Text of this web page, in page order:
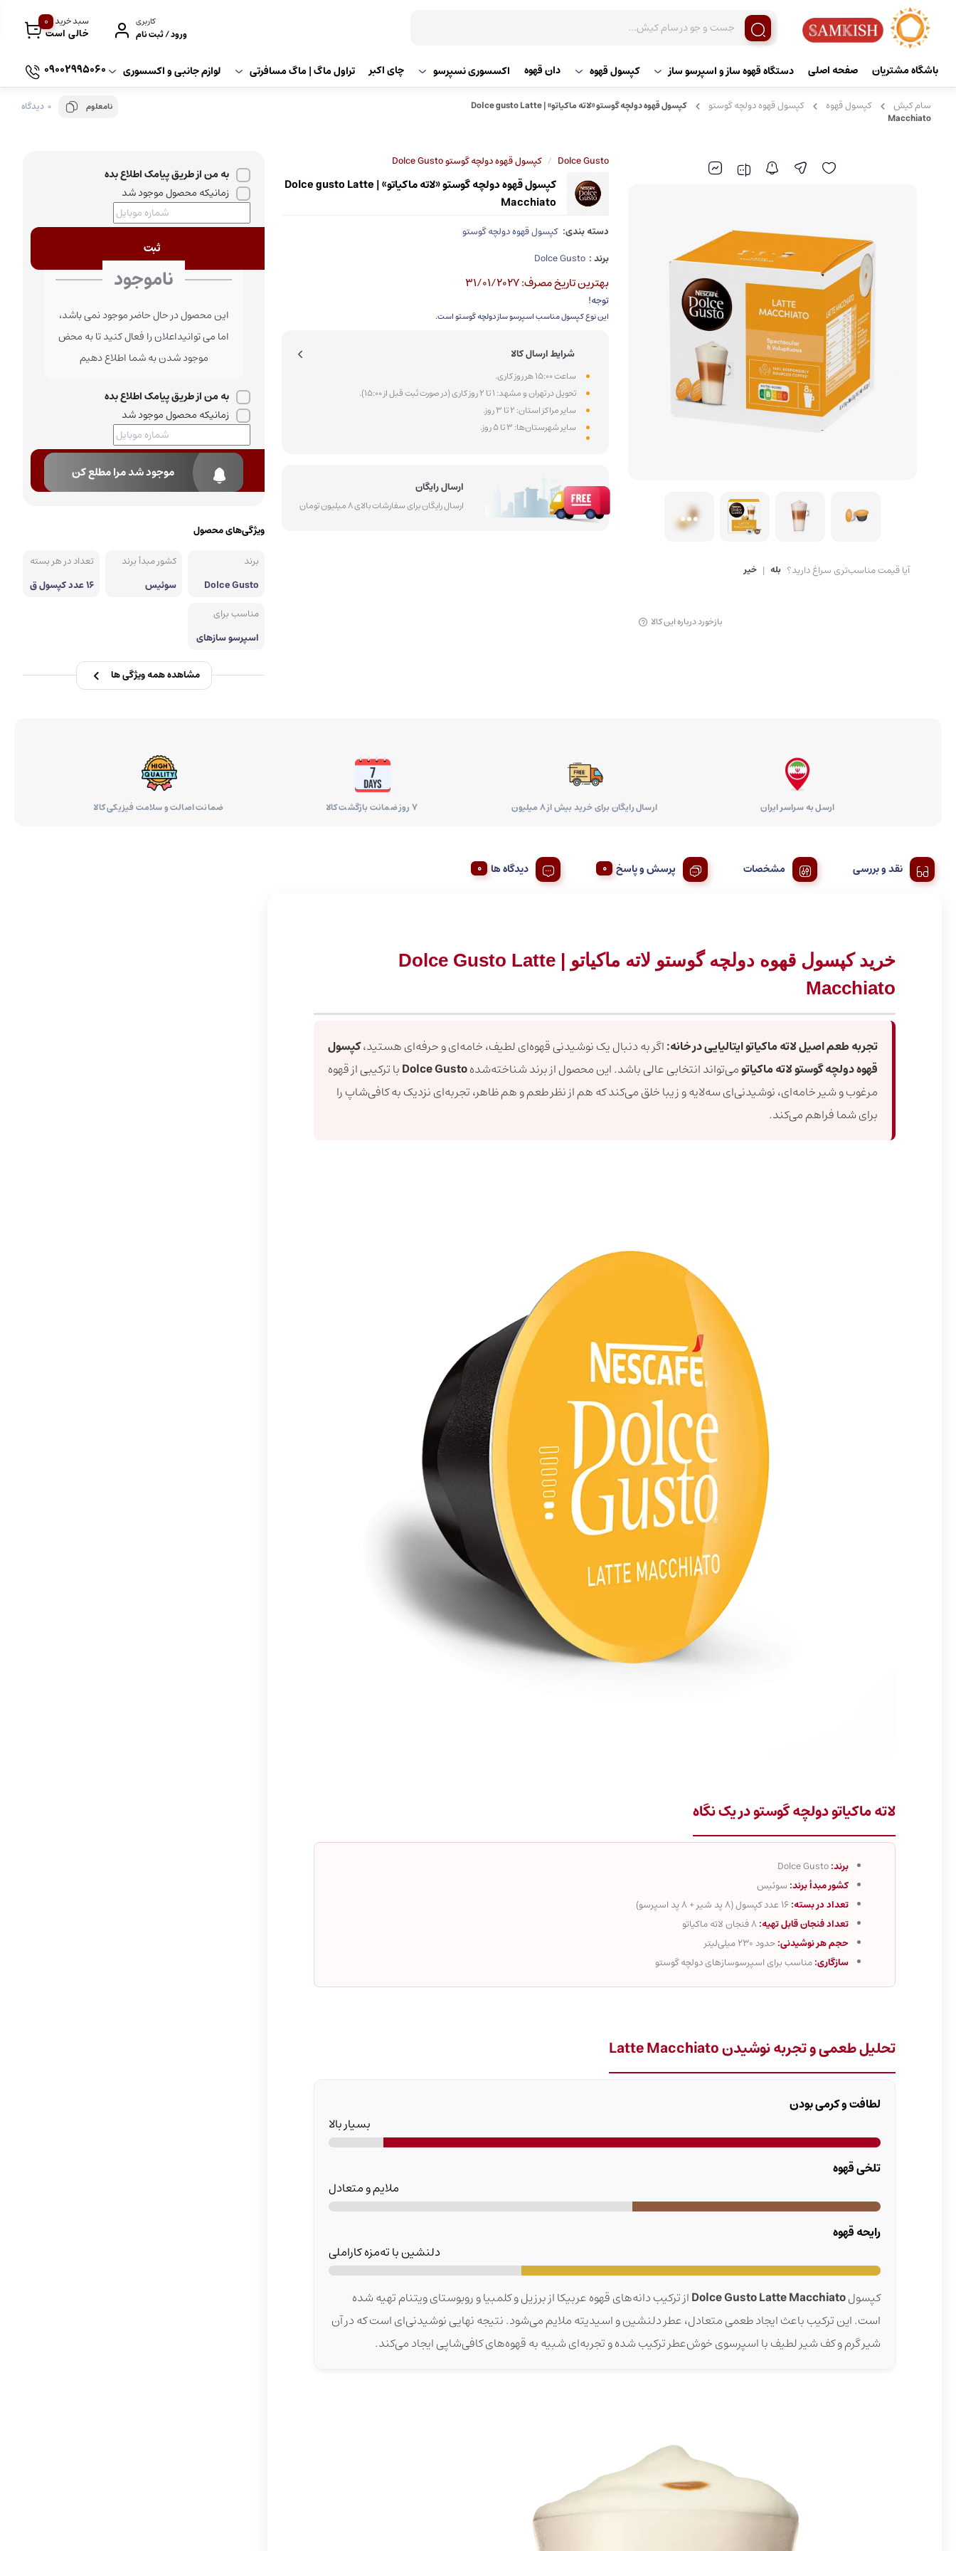
کاربری
ورود / ثبت نام
سبد خرید
خالی است
0
باشگاه مشتریان صفحه اصلی دستگاه قهوه ساز و اسپرسو ساز کپسول قهوه دان قهوه اکسسوری نسپرسو چای اکبر تراول ماگ | ماگ مسافرتی لوازم جانبی و اکسسوری 09002995060
سام کیش کپسول قهوه کپسول قهوه دولچه گوستو
کپسول قهوه دولچه گوستو «لاته ماکیاتو» | Dolce gusto Latte
Macchiato
نامعلوم 0 دیدگاه
آیا قیمت مناسب‌تری سراغ دارید؟ بله | خیر
بازخورد درباره این کالا
Dolce Gusto
/ کپسول قهوه دولچه گوستو Dolce Gusto
کپسول قهوه دولچه گوستو «لاته ماکیاتو» | Dolce gusto Latte
Macchiato
دسته بندی: کپسول قهوه دولچه گوستو
برند : Dolce Gusto
بهترین تاریخ مصرف: 31/01/2027
توجه!
این نوع کپسول مناسب اسپرسو ساز دولچه گوستو است.
شرایط ارسال کالا
ساعت 15:00 هر روز کاری.
تحویل در تهران و مشهد: 1 تا 2 روز کاری (در صورت ثبت قبل از 15:00).
سایر مراکز استان: 2 تا 3 روز.
سایر شهرستان‌ها: 3 تا 5 روز.
ارسال رایگان
ارسال رایگان برای سفارشات بالای 8 میلیون تومان
به من از طریق پیامک اطلاع بده
زمانیکه محصول موجود شد
ثبت
ناموجود
این محصول در حال حاضر موجود نمی باشد،
اما می توانیداعلان را فعال کنید تا به محض
موجود شدن به شما اطلاع دهیم
به من از طریق پیامک اطلاع بده
زمانیکه محصول موجود شد
ثبت
موجود شد مرا مطلع کن
ویژگی‌های محصول
برند
Dolce Gusto
کشور مبدأ برند
سوئیس
تعداد در هر بسته
16 عدد کپسول ق
هوه (8 پد شیر +
مناسب برای
اسپرسو سازهای
دولچه گوستو
مشاهده همه ویژگی ها
ارسل به سراسر ایران ارسال رایگان برای خرید بیش از 8 میلیون ۷ روز ضمانت بازگشت کالا ضمانت اصالت و سلامت فیزیکی کالا
نقد و بررسی مشخصات پرسش و پاسخ دیدگاه ها
خرید کپسول قهوه دولچه گوستو لاته ماکیاتو | Dolce Gusto Latte
Macchiato
تجربه طعم اصیل لاته ماکیاتو ایتالیایی در خانه:اگر به دنبال یک نوشیدنی قهوه‌ای لطیف، خامه‌ای و حرفه‌ای هستید،کپسول
قهوه دولچه گوستو لاته ماکیاتومی‌تواند انتخابی عالی باشد. این محصول از برند شناخته‌شدهDolce Gustoبا ترکیبی از قهوه
مرغوب و شیر خامه‌ای، نوشیدنی‌ای سه‌لایه و زیبا خلق می‌کند که هم از نظر طعم و هم ظاهر، تجربه‌ای نزدیک به کافی‌شاپ را
برای شما فراهم می‌کند.
لاته ماکیاتو دولچه گوستو در یک نگاه
برند:
کشور مبدأ برند: سوئیس
تعداد در بسته:
تعداد فنجان قابل تهیه:
حجم هر نوشیدنی:حدود 230 میلی‌لیتر
سازگاری:مناسب برای اسپرسوسازهای دولچه گوستو
تحلیل طعمی و تجربه نوشیدن Latte Macchiato
لطافت و کرمی بودن
بسیار بالا
تلخی قهوه
ملایم و متعادل
رایحه قهوه
دلنشین با ته‌مزه کاراملی
کپسولDolce Gusto Latte Macchiatoاز ترکیب دانه‌های قهوه عربیکا از برزیل و کلمبیا و روبوستای ویتنام تهیه شده
است. این ترکیب باعث ایجاد طعمی متعادل، عطر دلنشین و اسیدیته ملایم می‌شود. نتیجه نهایی نوشیدنی‌ای است که در آن
شیر گرم و کف شیر لطیف با اسپرسوی خوش‌عطر ترکیب شده و تجربه‌ای شبیه به قهوه‌های کافی‌شاپی ایجاد می‌کند.